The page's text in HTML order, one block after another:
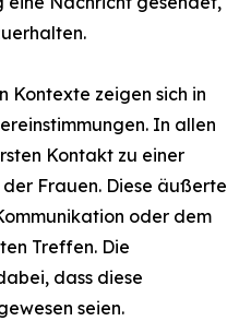
Kontexte zeigen sich in
In allen
Kontakt zu einer
Frauen. Diese äußerte
oder dem
Treffen. Die
dass diese
seien.